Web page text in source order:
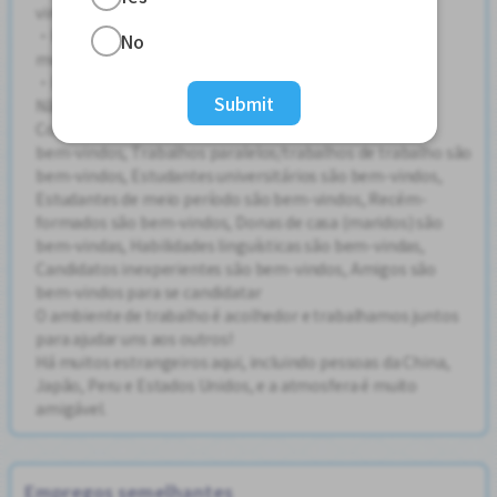
vindos!
・Pessoas na faixa dos 20 aos 50 anos estão ativas no
momento!
・Estrangeiros são bem-vindos!
Não é necessária formação educacional
Condições de boas-vindas: Candidatos experientes são
bem-vindos, Trabalhos paralelos/trabalhos de trabalho são
bem-vindos, Estudantes universitários são bem-vindos,
Estudantes de meio período são bem-vindos, Recém-
formados são bem-vindos, Donas de casa (maridos) são
bem-vindas, Habilidades linguísticas são bem-vindas,
Candidatos inexperientes são bem-vindos, Amigos são
bem-vindos para se candidatar
O ambiente de trabalho é acolhedor e trabalhamos juntos
para ajudar uns aos outros!
Há muitos estrangeiros aqui, incluindo pessoas da China,
Japão, Peru e Estados Unidos, e a atmosfera é muito
amigável.
Empregos semelhantes
No
Submit